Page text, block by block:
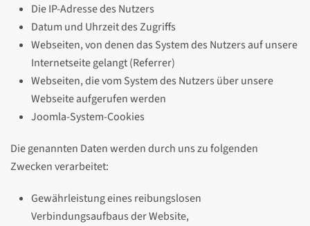
Die IP-Adresse des Nutzers
Datum und Uhrzeit des Zugriffs
Webseiten, von denen das System des Nutzers auf unsere
Internetseite gelangt (Referrer)
Webseiten, die vom System des Nutzers über unsere
Webseite aufgerufen werden
Joomla-System-Cookies
Die genannten Daten werden durch uns zu folgenden
Zwecken verarbeitet:
Gewährleistung eines reibungslosen
Verbindungsaufbaus der Website,